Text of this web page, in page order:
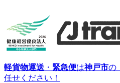
軽貨物運送 ・ 緊急便は神戸市の
任せください！